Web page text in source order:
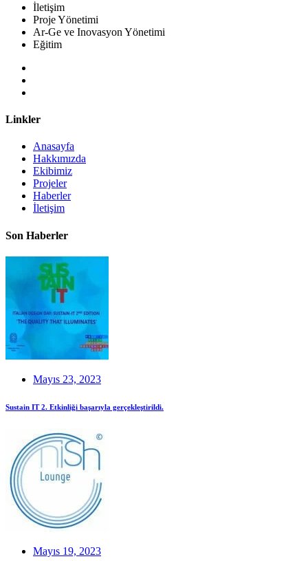
İletişim
Proje Yönetimi
Ar-Ge ve Inovasyon Yönetimi
Eğitim
Linkler
Anasayfa
Hakkımızda
Ekibimiz
Projeler
Haberler
İletişim
Son Haberler
Mayıs 23, 2023
Sustain IT 2. Etkinliği başarıyla gerçekleştirildi.
Mayıs 19, 2023